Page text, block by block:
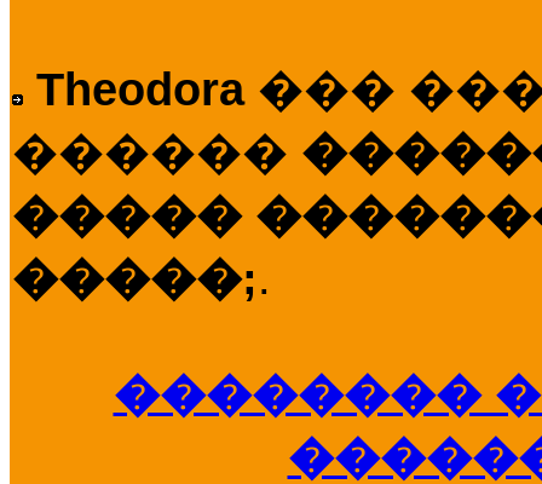
Theodora ���
������
�����
�����;.
��������